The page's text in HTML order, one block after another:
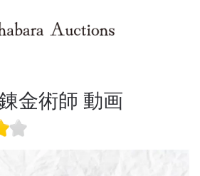
金術師 動画